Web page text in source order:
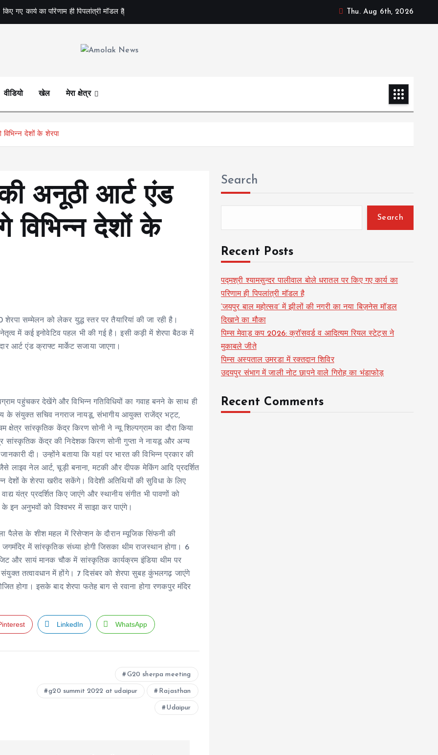
गए कार्य का परिणाम ही पिपलांत्री मॉडल है Thu. Aug 6th, 2026
वीडियो खेल मेरा क्षेत्र
देशों के शेरपा
अनूठी आर्ट एंड
देशों के
सम्मेलन को लेकर युद्ध स्तर पर तैयारियां की जा रही है।
में कई इनोवेटिव पहल भी की गई है। इसी कड़ी में शेरपा बैठक में
आर्ट एंड क्राफ्ट मार्केट सजाया जाएगा।
पहुंचकर देखेंगे और विभिन्न गतिविधियों का गवाह बनने के साथ ही
के संयुक्त सचिव नगराज नायडू, संभागीय आयुक्त राजेंद्र भट्ट,
सांस्कृतिक केंद्र किरण सोनी ने न्यू शिल्पग्राम का दौरा किया
सांस्कृतिक केंद्र की निदेशक किरण सोनी गुप्ता ने नायडू और अन्य
दी। उन्होंने बताया कि यहां पर भारत की विभिन्न प्रकार की
लाइव नेल आर्ट, चूड़ी बनाना, मटकी और दीपक मेकिंग आदि प्रदर्शित
देशों के शेरपा खरीद सकेंगे। विदेशी अतिथियों की सुविधा के लिए
यंत्र प्रदर्शित किए जाएंगे और स्थानीय संगीत भी पावणों को
इन अनुभवों को विश्वभर में साझा कर पाएंगे।
पैलेस के शीश महल में रिसेप्शन के दौरान म्यूजिक सिंफनी की
में सांस्कृतिक संध्या होगी जिसका थीम राजस्थान होगा। 6
और सायं मानक चौक में सांस्कृतिक कार्यक्रम इंडिया थीम पर
तत्वावधान में होंगे। 7 दिसंबर को शेरपा सुबह कुंभलगढ़ जाएंगे
होगा। इसके बाद शेरपा फतेह बाग से रवाना होगा रणकपुर मंदिर
LinkedIn WhatsApp
G20 sherpa meeting
g20 summit 2022 at udaipur Rajasthan
Udaipur
Search
Search
Recent Posts
पद्मश्री श्यामसुन्दर पालीवाल बोले धरातल पर किए गए कार्य का
परिणाम ही पिपलांत्री मॉडल है
‘जयपुर बाल महोत्सव’ में झीलों की नगरी का नया बिज़नेस मॉडल
दिखाने का मौका
पिम्स मेवाड़ कप 2026: क्रॉसवर्ड व आदित्यम रियल स्टेट्स ने
मुकाबले जीते
पिम्स अस्पताल उमरडा में रक्तदान शिविर
उदयपुर संभाग में जाली नोट छापने वाले गिरोह का भंडाफोड़
Recent Comments